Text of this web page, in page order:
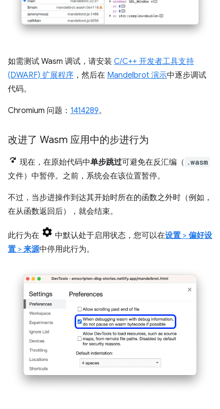
如需测试 Wasm 调试，请安装 C/C++ 开发者工具支持
(DWARF) 扩展程序 ，然后在 Mandelbrot 演示中逐步调试
代码。
Chromium 问题： 1414289。
改进了 Wasm 应用中的步进行为
现在，在原始代码中单步跳过可避免在反汇编（ .wasm
文件）中暂停。之前，系统会在该位置暂停。
不过，当步进操作到达其开始时所在的函数之外时（例如，
在从函数返回后），就会结束。
此行为在 中默认处于启用状态，您可以在设置 > 偏好设
置 > 来源中停用此行为。